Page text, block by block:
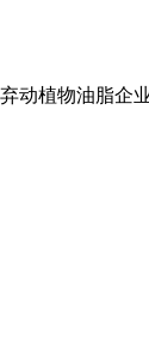
动植物油脂企